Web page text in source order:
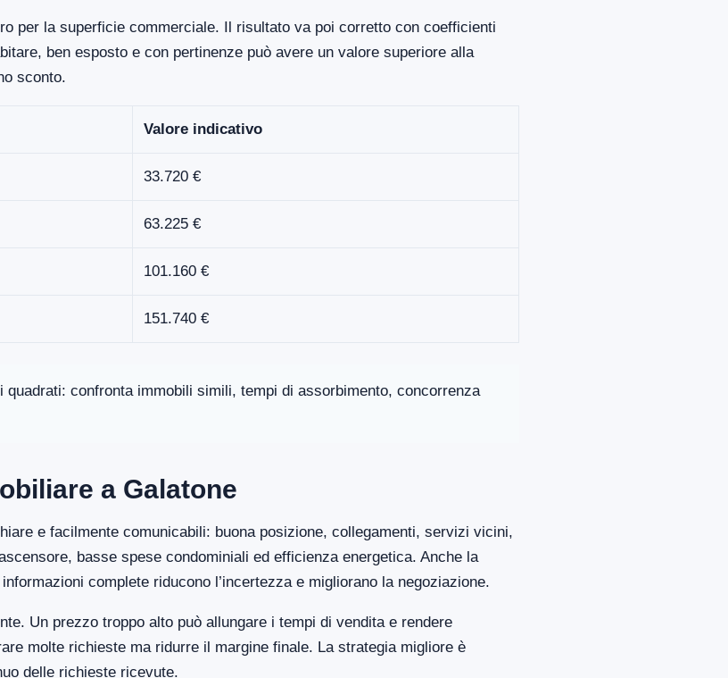
per la superficie commerciale. Il risultato va poi corretto con coefficienti
ben esposto e con pertinenze può avere un valore superiore alla
sconto.
Valore indicativo
33.720 €
63.225 €
101.160 €
151.740 €
confronta immobili simili, tempi di assorbimento, concorrenza
a Galatone
e facilmente comunicabili: buona posizione, collegamenti, servizi vicini,
basse spese condominiali ed efficienza energetica. Anche la
complete riducono l’incertezza e migliorano la negoziazione.
Un prezzo troppo alto può allungare i tempi di vendita e rendere
molte richieste ma ridurre il margine finale. La strategia migliore è
delle richieste ricevute.